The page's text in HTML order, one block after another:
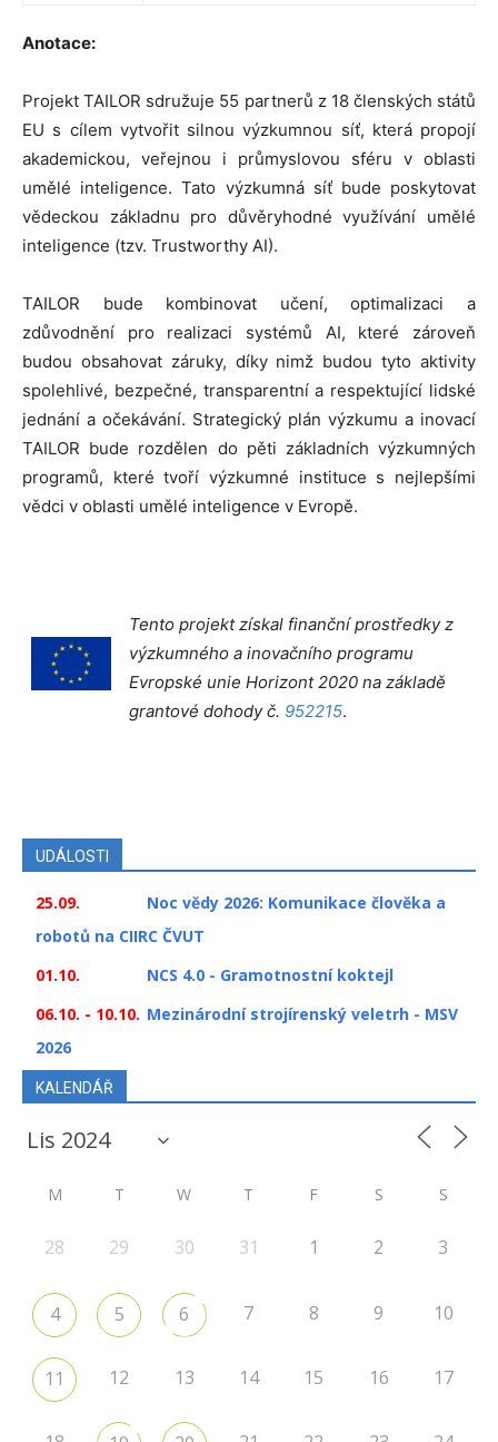
Anotace:
Projekt TAILOR sdružuje 55 partnerů z 18 členských států
EU s cílem vytvořit silnou výzkumnou síť, která propojí
akademickou, veřejnou i průmyslovou sféru v oblasti
umělé inteligence. Tato výzkumná síť bude poskytovat
vědeckou základnu pro důvěryhodné využívání umělé
inteligence (tzv. Trustworthy AI).
TAILOR bude kombinovat učení, optimalizaci a
zdůvodnění pro realizaci systémů AI, které zároveň
budou obsahovat záruky, díky nimž budou tyto aktivity
spolehlivé, bezpečné, transparentní a respektující lidské
jednání a očekávání. Strategický plán výzkumu a inovací
TAILOR bude rozdělen do pěti základních výzkumných
programů, které tvoří výzkumné instituce s nejlepšími
vědci v oblasti umělé inteligence v Evropě.
Tento projekt získal finanční prostředky z
výzkumného a inovačního programu
Evropské unie Horizont 2020 na základě
grantové dohody č. 952215.
UDÁLOSTI
25.09.
Noc vědy 2026: Komunikace člověka a
robotů na CIIRC ČVUT
01.10.
NCS 4.0 - Gramotnostní koktejl
06.10. - 10.10. Mezinárodní strojírenský veletrh - MSV
2026
KALENDÁŘ
M T W T F S S
28 29 30 31 1 2 3
4 5 6 7 8 9 10
11 12 13 14 15 16 17